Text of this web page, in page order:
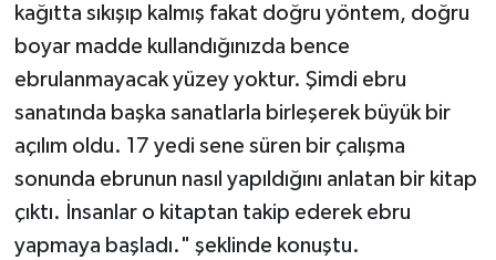
kağıtta sıkışıp kalmış fakat doğru yöntem, doğru
boyar madde kullandığınızda bence
ebrulanmayacak yüzey yoktur. Şimdi ebru
sanatında başka sanatlarla birleşerek büyük bir
açılım oldu. 17 yedi sene süren bir çalışma
sonunda ebrunun nasıl yapıldığını anlatan bir kitap
çıktı. İnsanlar o kitaptan takip ederek ebru
yapmaya başladı." şeklinde konuştu.